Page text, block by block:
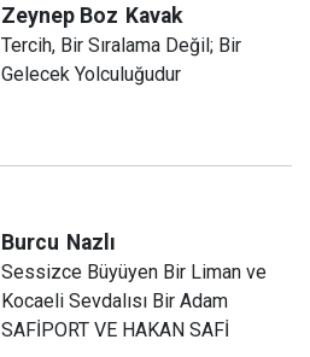
Zeynep Boz Kavak
Tercih, Bir Sıralama Değil; Bir
Gelecek Yolculuğudur
Burcu Nazlı
Sessizce Büyüyen Bir Liman ve
Kocaeli Sevdalısı Bir Adam
SAFİPORT VE HAKAN SAFİ